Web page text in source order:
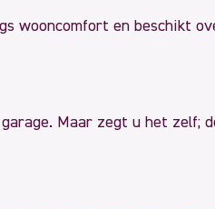
wooncomfort en beschikt
Maar zegt u het